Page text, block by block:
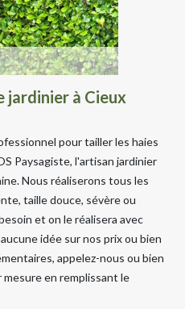
jardinier à Cieux
pour tailler les haies
Paysagiste, l'artisan jardinier
Nous réaliserons tous les
taille douce, sévère ou
et on le réalisera avec
idée sur nos prix ou bien
appelez-nous ou bien
en remplissant le